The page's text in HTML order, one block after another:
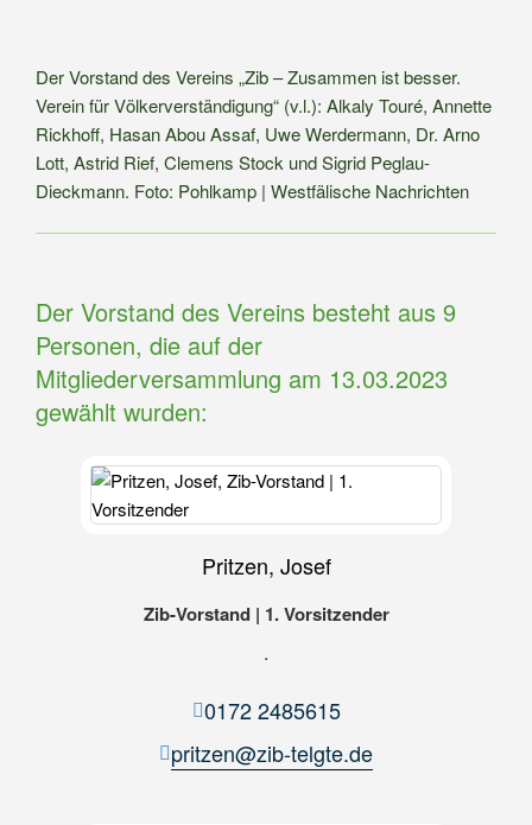
bieten. [Bildquelle – Zib e. V / Privat]
Der Vorstand des Vereins „Zib – Zusammen ist besser.
Verein für Völkerverständigung“ (v.l.): Alkaly Touré, Annette
Rickhoff, Hasan Abou Assaf, Uwe Werdermann, Dr. Arno
Lott, Astrid Rief, Clemens Stock und Sigrid Peglau-
Dieckmann. Foto: Pohlkamp | Westfälische Nachrichten
Der Vorstand des Vereins besteht aus 9
Personen, die auf der
Mitgliederversammlung am 13.03.2023
gewählt wurden:
Pritzen, Josef
Zib-Vorstand | 1. Vorsitzender
.
0172 2485615
pritzen@zib-telgte.de